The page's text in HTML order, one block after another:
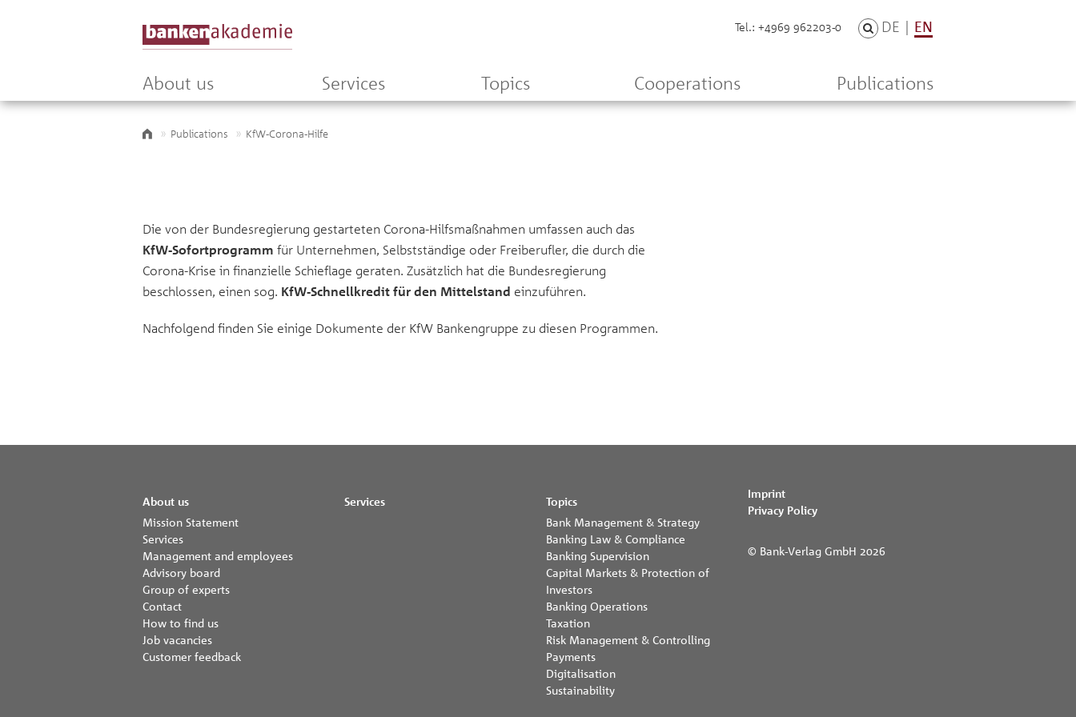
DE | EN
Tel.: +4969 962203-0
About us Services Topics Cooperations Publications
Publications KfW-Corona-Hilfe
Die von der Bundesregierung gestarteten Corona-Hilfsmaßnahmen umfassen auch das
KfW-Sofortprogramm für Unternehmen, Selbstständige oder Freiberufler, die durch die
Corona-Krise in finanzielle Schieflage geraten. Zusätzlich hat die Bundesregierung
beschlossen, einen sog. KfW-Schnellkredit für den Mittelstand einzuführen.
Nachfolgend finden Sie einige Dokumente der KfW Bankengruppe zu diesen Programmen.
About us
Mission Statement
Services
Management and employees
Advisory board
Group of experts
Contact
How to find us
Job vacancies
Customer feedback
Services Topics
Bank Management & Strategy
Banking Law & Compliance
Banking Supervision
Capital Markets & Protection of
Investors
Banking Operations
Taxation
Risk Management & Controlling
Payments
Digitalisation
Sustainability
Imprint
Privacy Policy
© Bank-Verlag GmbH 2026